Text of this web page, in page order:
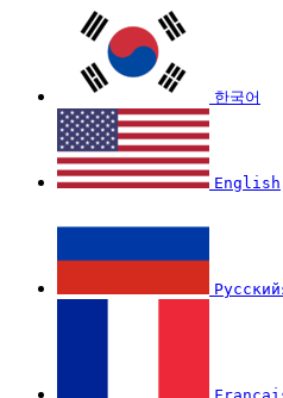
한국어
English